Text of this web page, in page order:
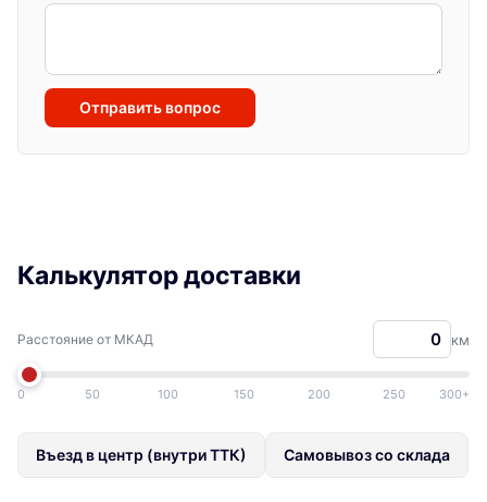
Отправить вопрос
Калькулятор доставки
Расстояние от МКАД км
0 50 100 150 200 250 300+
Въезд в центр (внутри ТТК) Самовывоз со склада